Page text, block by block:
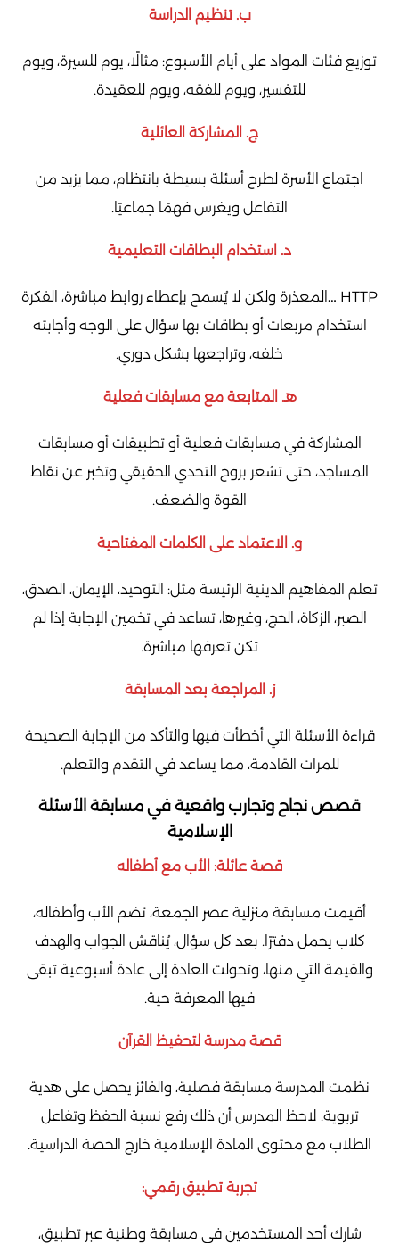
ب. تنظيم الدراسة
توزيع فئات المواد على أيام الأسبوع: مثالًا، يوم للسيرة، ويوم
للتفسير، ويوم للفقه، ويوم للعقيدة.
ج. المشاركة العائلية
اجتماع الأسرة لطرح أسئلة بسيطة بانتظام، مما يزيد من
التفاعل ويغرس فهمًا جماعيًا.
د. استخدام البطاقات التعليمية
HTTP …المعذرة ولكن لا يُسمح بإعطاء روابط مباشرة، الفكرة
استخدام مربعات أو بطاقات بها سؤال على الوجه وأجابته
خلفه، وتراجعها بشكل دوري.
هـ. المتابعة مع مسابقات فعلية
المشاركة في مسابقات فعلية أو تطبيقات أو مسابقات
المساجد، حتى تشعر بروح التحدي الحقيقي وتخبر عن نقاط
القوة والضعف.
و. الاعتماد على الكلمات المفتاحية
تعلم المفاهيم الدينية الرئيسة مثل: التوحيد، الإيمان، الصدق،
الصبر، الزكاة، الحج، وغيرها، تساعد في تخمين الإجابة إذا لم
تكن تعرفها مباشرة.
ز. المراجعة بعد المسابقة
قراءة الأسئلة التي أخطأت فيها والتأكد من الإجابة الصحيحة
للمرات القادمة، مما يساعد في التقدم والتعلم.
قصص نجاح وتجارب واقعية في مسابقة الأسئلة
الإسلامية
قصة عائلة: الأب مع أطفاله
أقيمت مسابقة منزلية عصر الجمعة، تضم الأب وأطفاله،
كلاب يحمل دفترًا. بعد كل سؤال، يُناقش الجواب والهدف
والقيمة التي منها، وتحولت العادة إلى عادة أسبوعية تبقى
فيها المعرفة حية.
قصة مدرسة لتحفيظ القرآن
نظمت المدرسة مسابقة فصلية، والفائز يحصل على هدية
تربوية. لاحظ المدرس أن ذلك رفع نسبة الحفظ وتفاعل
الطلاب مع محتوى المادة الإسلامية خارج الحصة الدراسية.
تجربة تطبيق رقمي:
شارك أحد المستخدمين في مسابقة وطنية عبر تطبيق،